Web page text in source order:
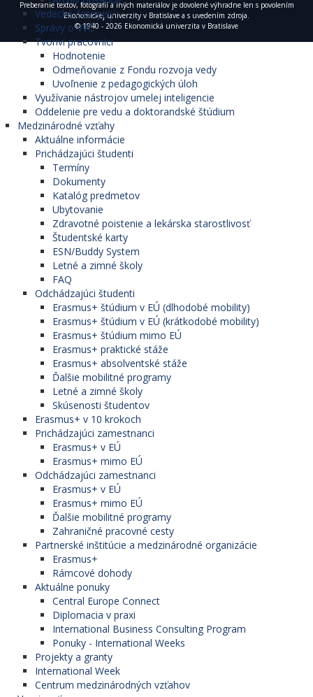
Vedecké časopisy
Správy o VVČ
Tvoriví pracovníci
Hodnotenie
Odmeňovanie z Fondu rozvoja vedy
Uvoľnenie z pedagogických úloh
Využívanie nástrojov umelej inteligencie
Oddelenie pre vedu a doktorandské štúdium
Medzinárodné vzťahy
Aktuálne informácie
Prichádzajúci študenti
Termíny
Dokumenty
Katalóg predmetov
Ubytovanie
Zdravotné poistenie a lekárska starostlivosť
Študentské karty
ESN/Buddy System
Letné a zimné školy
FAQ
Odchádzajúci študenti
Erasmus+ štúdium v EÚ (dlhodobé mobility)
Erasmus+ štúdium v EÚ (krátkodobé mobility)
Erasmus+ štúdium mimo EÚ
Erasmus+ praktické stáže
Erasmus+ absolventské stáže
Ďalšie mobilitné programy
Letné a zimné školy
Skúsenosti študentov
Erasmus+ v 10 krokoch
Prichádzajúci zamestnanci
Erasmus+ v EÚ
Erasmus+ mimo EÚ
Odchádzajúci zamestnanci
Erasmus+ v EÚ
Erasmus+ mimo EÚ
Ďalšie mobilitné programy
Zahraničné pracovné cesty
Partnerské inštitúcie a medzinárodné organizácie
Erasmus+
Rámcové dohody
Aktuálne ponuky
Central Europe Connect
Diplomacia v praxi
International Business Consulting Program
Ponuky - International Weeks
Projekty a granty
International Week
Centrum medzinárodných vzťahov
Preberanie textov, fotografií a iných materiálov je dovolené výhradne len s povolením
Ekonomickej univerzity v Bratislave a s uvedením zdroja.
© 1940 - 2026 Ekonomická univerzita v Bratislave